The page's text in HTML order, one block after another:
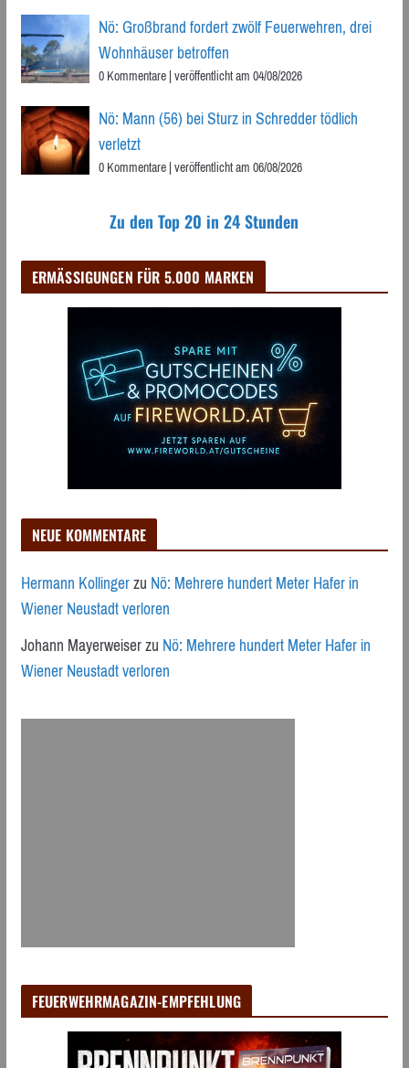
Nö: Großbrand fordert zwölf Feuerwehren, drei
Wohnhäuser betroffen
0 Kommentare|veröffentlicht am 04/08/2026
Nö: Mann (56) bei Sturz in Schredder tödlich
verletzt
0 Kommentare|veröffentlicht am 06/08/2026
Zu den Top 20 in 24 Stunden
ERMÄSSIGUNGEN FÜR 5.000 MARKEN
NEUE KOMMENTARE
Hermann KollingerzuNö: Mehrere hundert Meter Hafer in
Wiener Neustadt verloren
Johann MayerweiserzuNö: Mehrere hundert Meter Hafer in
Wiener Neustadt verloren
FEUERWEHRMAGAZIN-EMPFEHLUNG